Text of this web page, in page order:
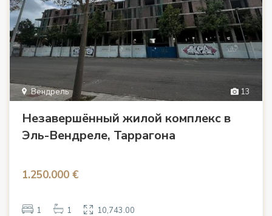
13
Вендрель
Незавершённый жилой комплекс в
Эль-Вендреле, Таррагона
1.250.000 €
1 1 10,743.00